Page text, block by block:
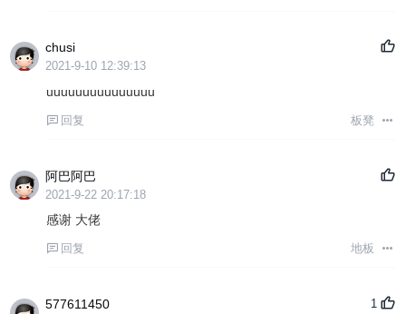
chusi
2021-9-10 12:39:13
uuuuuuuuuuuuuuu
回复 板凳
阿巴阿巴
2021-9-22 20:17:18
感谢 大佬
回复 地板
577611450 1